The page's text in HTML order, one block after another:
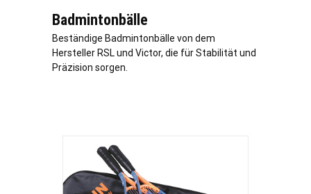
Badmintonbälle
Beständige Badmintonbälle von dem
Hersteller RSL und Victor, die für Stabilität und
Präzision sorgen.